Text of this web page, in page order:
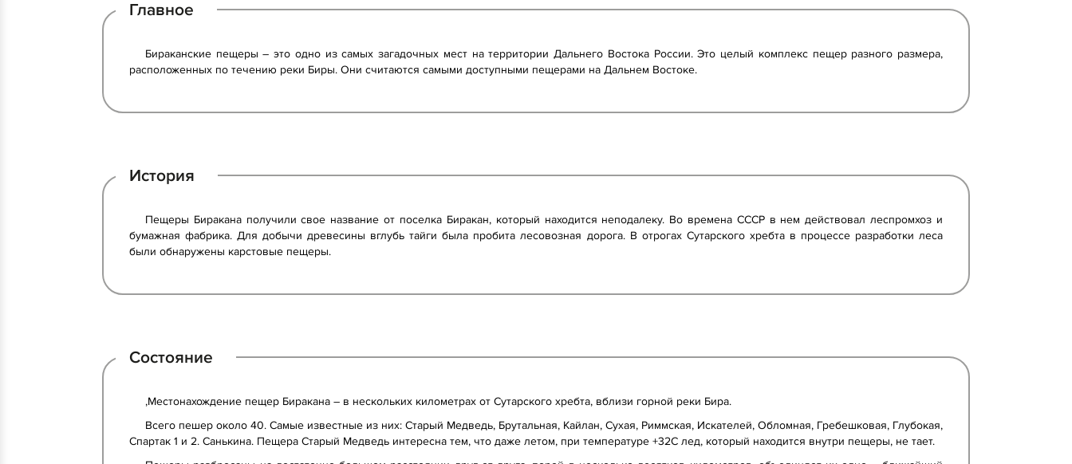
Главное
Бираканские пещеры – это одно из самых загадочных мест на территории Дальнего Востока России. Это целый комплекс пещер разного размера,
расположенных по течению реки Биры. Они считаются самыми доступными пещерами на Дальнем Востоке.
История
Пещеры Биракана получили свое название от поселка Биракан, который находится неподалеку. Во времена СССР в нем действовал леспромхоз и
бумажная фабрика. Для добычи древесины вглубь тайги была пробита лесовозная дорога. В отрогах Сутарского хребта в процессе разработки леса
были обнаружены карстовые пещеры.
Состояние
,Местонахождение пещер Биракана – в нескольких километрах от Сутарского хребта, вблизи горной реки Бира.
Всего пешер около 40. Самые известные из них: Старый Медведь, Брутальная, Кайлан, Сухая, Риммская, Искателей, Обломная, Гребешковая, Глубокая,
Спартак 1 и 2. Санькина. Пещера Старый Медведь интересна тем, что даже летом, при температуре +32С лед, который находится внутри пещеры, не тает.